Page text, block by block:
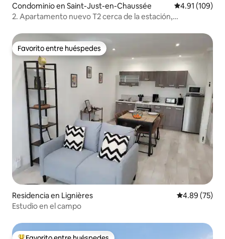
Condominio en Saint-Just-en-Chaussée Calificación
4.91 (109)
2. Apartamento nuevo T2 cerca de la estación,
Favorito entre huéspedes
Favorito entre huéspedes
Residencia en Lignières Calificación
4.89 (75)
Estudio en el campo